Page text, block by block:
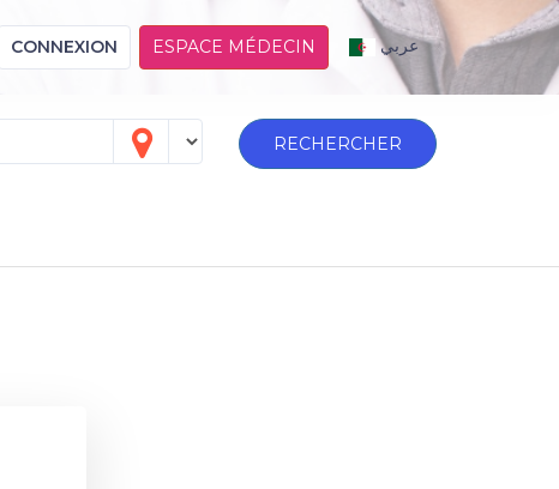
CONNEXION ESPACE MÉDECIN عربي
RECHERCHER